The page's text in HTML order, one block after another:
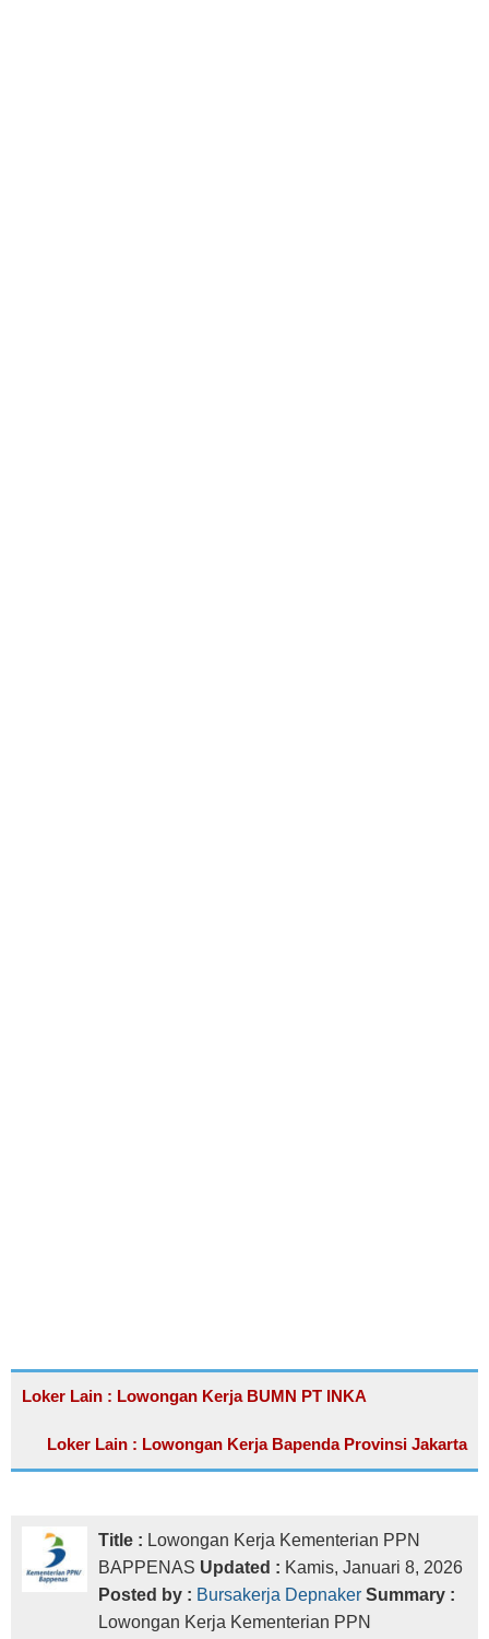
Loker Lain : Lowongan Kerja BUMN PT INKA
Loker Lain : Lowongan Kerja Bapenda Provinsi Jakarta
Title : Lowongan Kerja Kementerian PPN
BAPPENAS Updated : Kamis, Januari 8, 2026
Posted by : Bursakerja Depnaker Summary :
Lowongan Kerja Kementerian PPN